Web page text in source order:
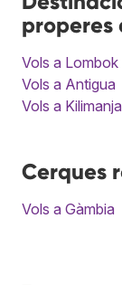
properes
Vols a
Vols a Antigua
Vols a
Cerques
Vols a Gàmbia